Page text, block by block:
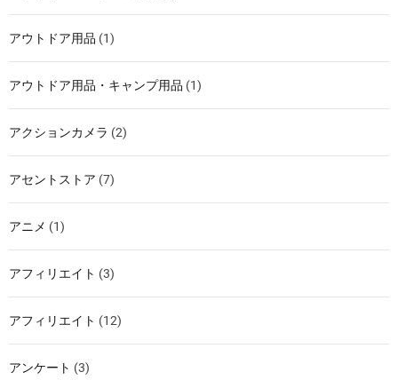
アウトドア用品 (1)
アウトドア用品・キャンプ用品 (1)
アクションカメラ (2)
アセントストア (7)
アニメ (1)
アフィリエイト (3)
アフィリエイト (12)
アンケート (3)